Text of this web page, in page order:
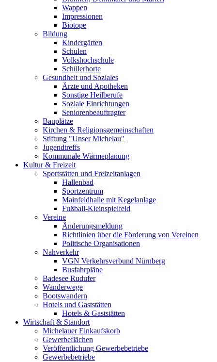
Wappen
Impressionen
Biotope
Bildung
Kindergärten
Schulen
Volkshochschule
Schülerhorte
Gesundheit und Soziales
Ärzte und Apotheken
Sonstige Heilberufe
Soziale Einrichtungen
Seniorenbeauftragter
Bauplätze
Kirchen & Religionsgemeinschaften
Stiftung "Unser Michelau"
Jugendtreffs
Kommunale Wärmeplanung
Kultur & Freizeit
Sportstätten und Freizeitanlagen
Hallenbad
Sportzentrum
Mainfeldhalle mit Kegelanlage
Fußball-Kleinspielfeld
Vereine
Änderungsmeldung
Richtlinien über die Förderung von Vereinen
Politische Organisationen
Nahverkehr
VGN Verkehrsverbund Nürnberg
Busfahrpläne
Badesee Rudufer
Wanderwege
Bootswandern
Hotels und Gaststätten
Hotels & Gaststätten
Wirtschaft & Standort
Michelauer Einkaufskorb
Gewerbeflächen
Veröffentlichung Gewerbebetriebe
Gewerbebetriebe